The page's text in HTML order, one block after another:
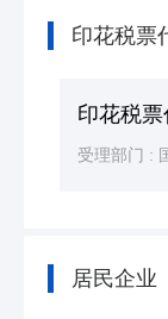
印花税票
印花税
受理部门 :
居民企业